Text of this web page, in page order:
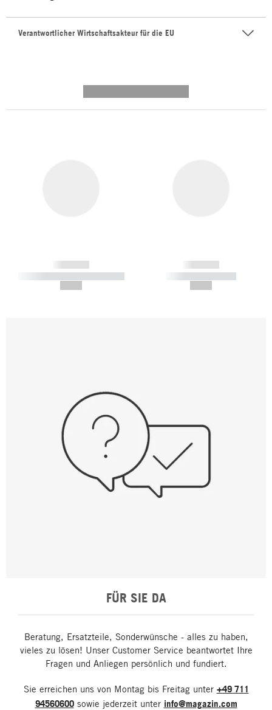
Verantwortlicher Wirtschaftsakteur für die EU
------------
----------- ----------- -----------
------------
----------- -----------
FÜR SIE DA
Beratung, Ersatzteile, Sonderwünsche - alles zu haben,
vieles zu lösen! Unser Customer Service beantwortet Ihre
Fragen und Anliegen persönlich und fundiert.
Sie erreichen uns von Montag bis Freitag unter +49 711
94560600sowie jederzeit unter info@magazin.com